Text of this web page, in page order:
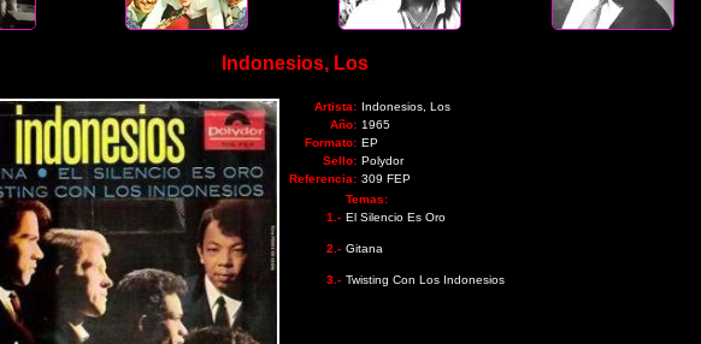
Indonesios, Los
Artista: Indonesios, Los
Año: 1965
Formato: EP
Sello: Polydor
Referencia: 309 FEP
Temas:
1.- El Silencio Es Oro
2.- Gitana
3.- Twisting Con Los Indonesios